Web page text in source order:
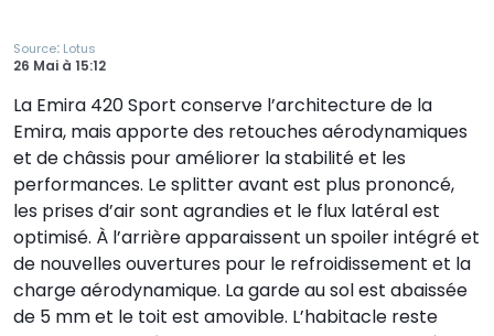
Source: Lotus
26 Mai à 15:12
La Emira 420 Sport conserve l’architecture de la
Emira, mais apporte des retouches aérodynamiques
et de châssis pour améliorer la stabilité et les
performances. Le splitter avant est plus prononcé,
les prises d’air sont agrandies et le flux latéral est
optimisé. À l’arrière apparaissent un spoiler intégré et
de nouvelles ouvertures pour le refroidissement et la
charge aérodynamique. La garde au sol est abaissée
de 5 mm et le toit est amovible. L’habitacle reste